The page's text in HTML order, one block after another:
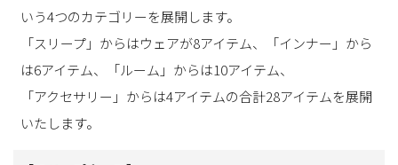
いう4つのカテゴリーを展開します。
「スリープ」からはウェアが8アイテム、「インナー」から
は6アイテム、「ルーム」からは10アイテム、
「アクセサリー」からは4アイテムの合計28アイテムを展開
いたします。